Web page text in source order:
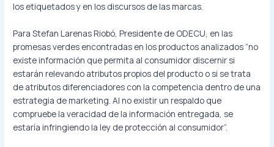
los etiquetados y en los discursos de las marcas.
Para Stefan Larenas Riobó, Presidente de ODECU, en las
promesas verdes encontradas en los productos analizados “no
existe información que permita al consumidor discernir si
estarán relevando atributos propios del producto o si se trata
de atributos diferenciadores con la competencia dentro de una
estrategia de marketing. Al no existir un respaldo que
compruebe la veracidad de la información entregada, se
estaría infringiendo la ley de protección al consumidor”.